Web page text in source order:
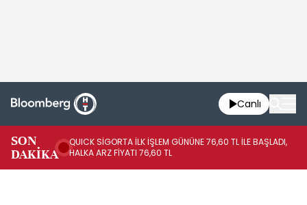
Canlı
SON
DAKİKA
QUICK SİGORTA İLK İŞLEM GÜNÜNE 76,60 TL İLE BAŞLADI,
HALKA ARZ FİYATI 76,60 TL